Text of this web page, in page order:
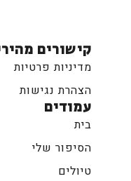
קישורים
מדיניות פרטיות
הצהרת נגישות
עמודים
בית
הסיפור שלי
טיולים